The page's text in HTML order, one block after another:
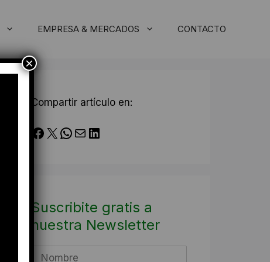
EMPRESA & MERCADOS CONTACTO
Compartir artículo en:
Facebook
X WhatsApp
Correo electrónico
LinkedIn
Suscribite gratis a
nuestra Newsletter
×